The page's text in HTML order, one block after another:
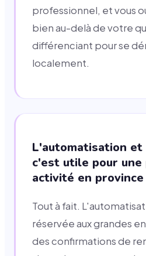
professionnel, et vous
bien au-delà de votre
différenciant pour se
localement.
L'automatisation et
c'est utile pour
activité en
Tout à fait.
réservée aux grandes
des confirmations de